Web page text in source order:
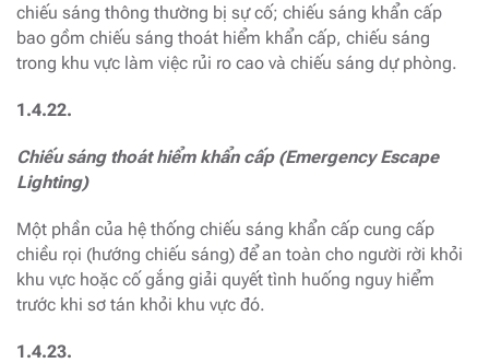
chiếu sáng thông thường bị sự cố; chiếu sáng khẩn cấp
bao gồm chiếu sáng thoát hiểm khẩn cấp, chiếu sáng
trong khu vực làm việc rủi ro cao và chiếu sáng dự phòng.
1.4.22.
Chiếu sáng thoát hiểm khẩn cấp (Emergency Escape
Lighting)
Một phần của hệ thống chiếu sáng khẩn cấp cung cấp
chiều rọi (hướng chiếu sáng) để an toàn cho người rời khỏi
khu vực hoặc cố gắng giải quyết tình huống nguy hiểm
trước khi sơ tán khỏi khu vực đó.
1.4.23.